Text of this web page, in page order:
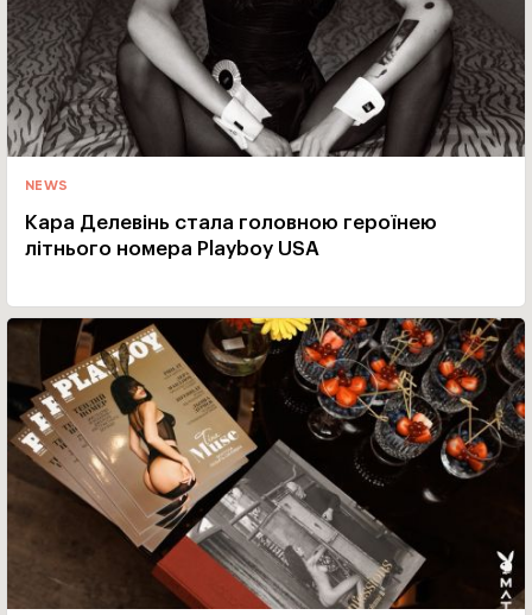
NEWS
Кара Делевінь стала головною героїнею
літнього номера Playboy USA